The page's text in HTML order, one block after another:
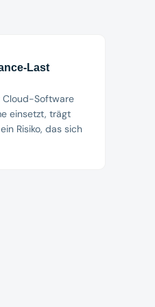
Last
Cloud-Software
einsetzt, trägt
Risiko, das sich